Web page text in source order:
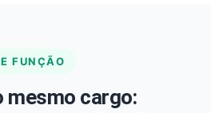
FUNÇÃO
mesmo cargo: